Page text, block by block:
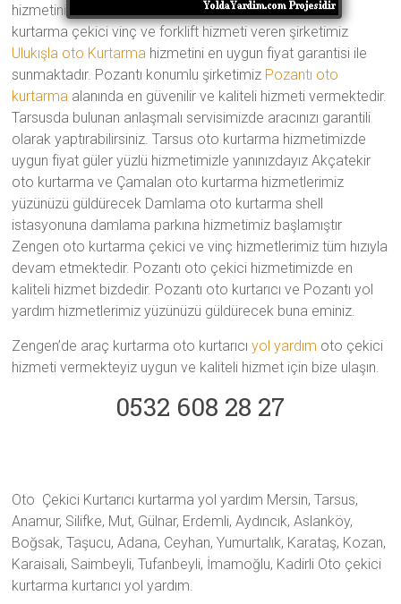
hizmetinizde Geçmişten aldığı 20 yıllık tecrübe ile oto
kurtarma çekici vinç ve forklift hizmeti veren şirketimiz
Ulukışla oto Kurtarma hizmetini en uygun fiyat garantisi ile
sunmaktadır. Pozantı konumlu şirketimiz Pozantı oto
kurtarma alanında en güvenilir ve kaliteli hizmeti vermektedir.
Tarsusda bulunan anlaşmalı servisimizde aracınızı garantili
olarak yaptırabilirsiniz. Tarsus oto kurtarma hizmetimizde
uygun fiyat güler yüzlü hizmetimizle yanınızdayız Akçatekir
oto kurtarma ve Çamalan oto kurtarma hizmetlerimiz
yüzünüzü güldürecek Damlama oto kurtarma shell
istasyonuna damlama parkına hizmetimiz başlamıştır
Zengen oto kurtarma çekici ve vinç hizmetlerimiz tüm hızıyla
devam etmektedir. Pozantı oto çekici hizmetimizde en
kaliteli hizmet bizdedir. Pozantı oto kurtarıcı ve Pozantı yol
yardım hizmetlerimiz yüzünüzü güldürecek buna eminiz.
Zengen’de araç kurtarma oto kurtarıcıyol yardım oto çekici
hizmeti vermekteyiz uygun ve kaliteli hizmet için bize ulaşın.
0532 608 28 27
Oto Çekici Kurtarıcı kurtarma yol yardım Mersin, Tarsus,
Anamur, Silifke, Mut, Gülnar, Erdemli, Aydıncık, Aslanköy,
Boğsak, Taşucu, Adana, Ceyhan, Yumurtalık, Karataş, Kozan,
Karaisali, Saimbeyli, Tufanbeyli, İmamoğlu, Kadirli Oto çekici
kurtarma kurtarıcı yol yardım.